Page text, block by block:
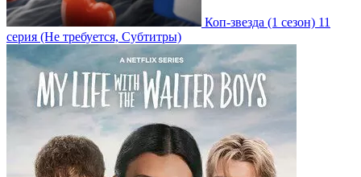
Коп-звезда (1 сезон) 11
серия (Не требуется, Субтитры)